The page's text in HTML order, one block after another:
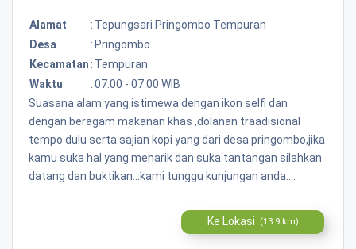
Alamat : Tepungsari Pringombo Tempuran
Desa
: Pringombo
Kecamatan : Tempuran
Waktu
:07:00 - 07:00 WIB
Suasana alam yang istimewa dengan ikon selfi dan
dengan beragam makanan khas ,dolanan traadisional
tempo dulu serta sajian kopi yang dari desa pringombo,jika
kamu suka hal yang menarik dan suka tantangan silahkan
datang dan buktikan...kami tunggu kunjungan anda....
Ke Lokasi (13.9 km)